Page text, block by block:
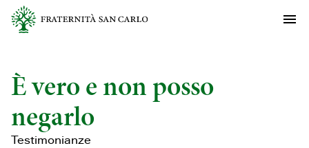
È vero e non posso
negarlo
Testimonianze